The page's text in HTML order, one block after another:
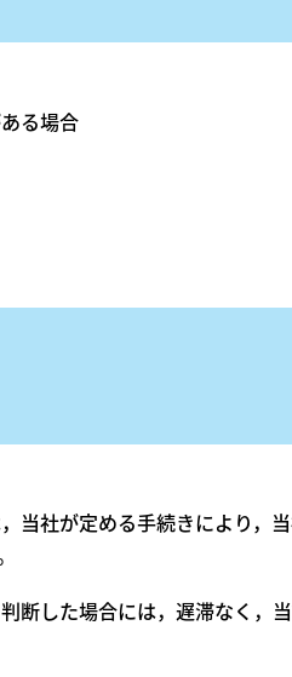
る場合
当社が定める手続きにより，
断した場合には，遅滞なく，